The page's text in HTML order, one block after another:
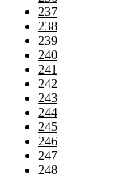
237
238
239
240
241
242
243
244
245
246
247
248